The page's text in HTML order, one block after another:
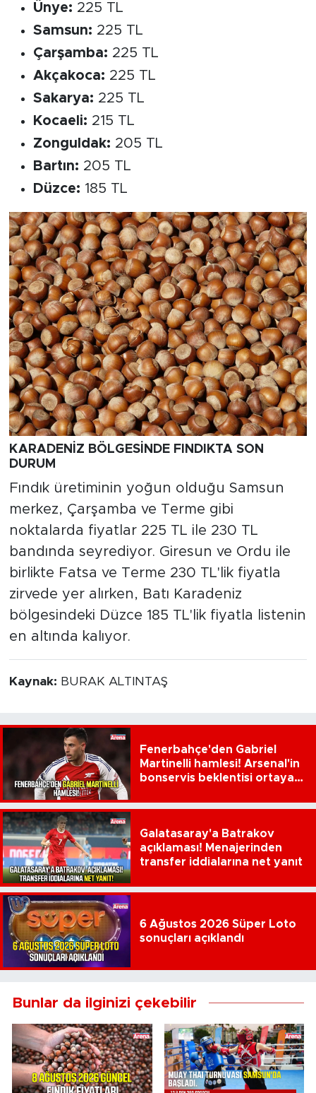
Ünye: 225 TL
Samsun: 225 TL
Çarşamba: 225 TL
Akçakoca: 225 TL
Sakarya: 225 TL
Kocaeli: 215 TL
Zonguldak: 205 TL
Bartın: 205 TL
Düzce: 185 TL
KARADENİZ BÖLGESİNDE FINDIKTA SON
DURUM
Fındık üretiminin yoğun olduğu Samsun
merkez, Çarşamba ve Terme gibi
noktalarda fiyatlar 225 TL ile 230 TL
bandında seyrediyor. Giresun ve Ordu ile
birlikte Fatsa ve Terme 230 TL'lik fiyatla
zirvede yer alırken, Batı Karadeniz
bölgesindeki Düzce 185 TL'lik fiyatla listenin
en altında kalıyor.
Kaynak: BURAK ALTINTAŞ
Fenerbahçe'den Gabriel
Martinelli hamlesi! Arsenal'in
bonservis beklentisi ortaya
Galatasaray'a Batrakov
açıklaması! Menajerinden
transfer iddialarına net yanıt
6 Ağustos 2026 Süper Loto
sonuçları açıklandı
Bunlar da ilginizi çekebilir